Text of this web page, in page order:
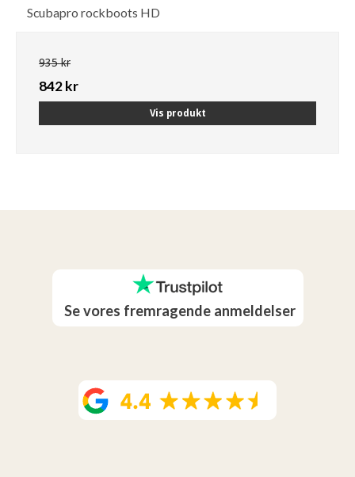
Scubapro rockboots HD
935 kr
842 kr
Vis produkt
Se vores fremragende anmeldelser